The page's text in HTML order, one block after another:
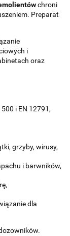
chroni
Preparat
i
oraz
i EN 12791,
grzyby, wirusy,
i barwników,
dla